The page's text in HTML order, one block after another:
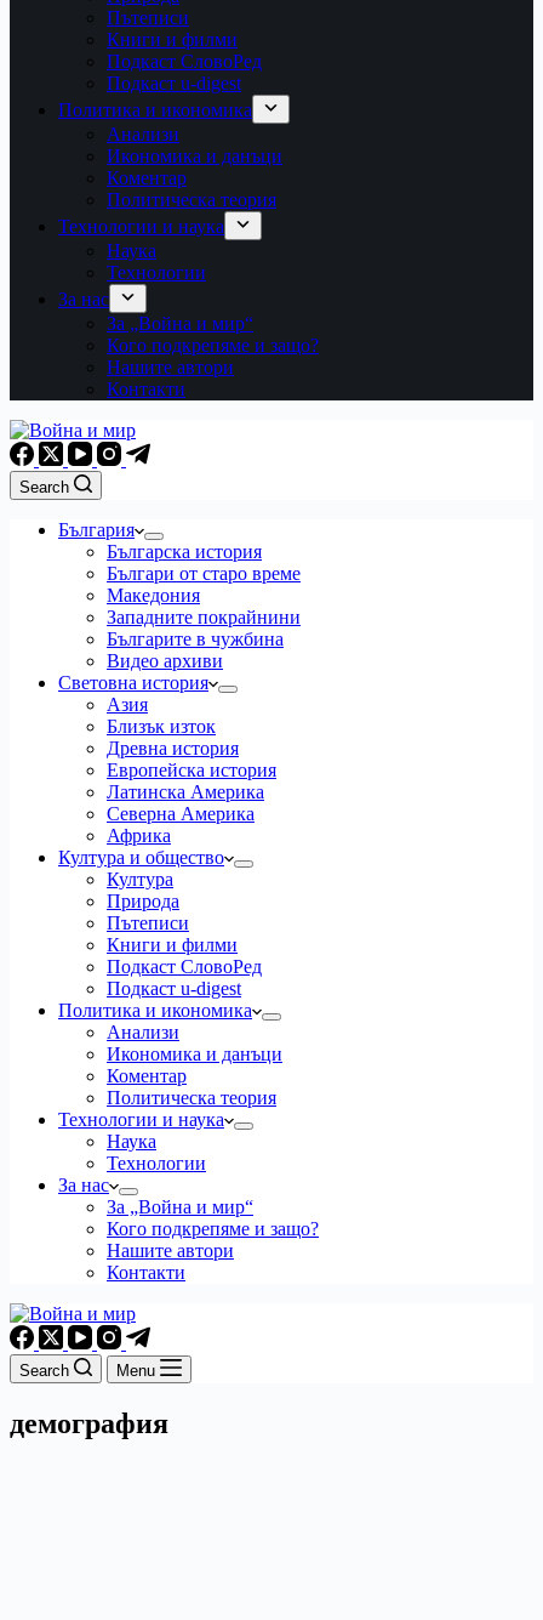
Пътеписи
Книги и филми
Подкаст СловоРед
Подкаст u-digest
Политика и икономика
Анализи
Икономика и данъци
Коментар
Политическа теория
Технологии и наука
Наука
Технологии
За нас
За „Война и мир“
Кого подкрепяме и защо?
Нашите автори
Контакти
Search
България
Българска история
Българи от старо време
Македония
Западните покрайнини
Българите в чужбина
Видео архиви
Световна история
Азия
Близък изток
Древна история
Европейска история
Латинска Америка
Северна Америка
Африка
Култура и общество
Култура
Природа
Пътеписи
Книги и филми
Подкаст СловоРед
Подкаст u-digest
Политика и икономика
Анализи
Икономика и данъци
Коментар
Политическа теория
Технологии и наука
Наука
Технологии
За нас
За „Война и мир“
Кого подкрепяме и защо?
Нашите автори
Контакти
Search Menu
демография